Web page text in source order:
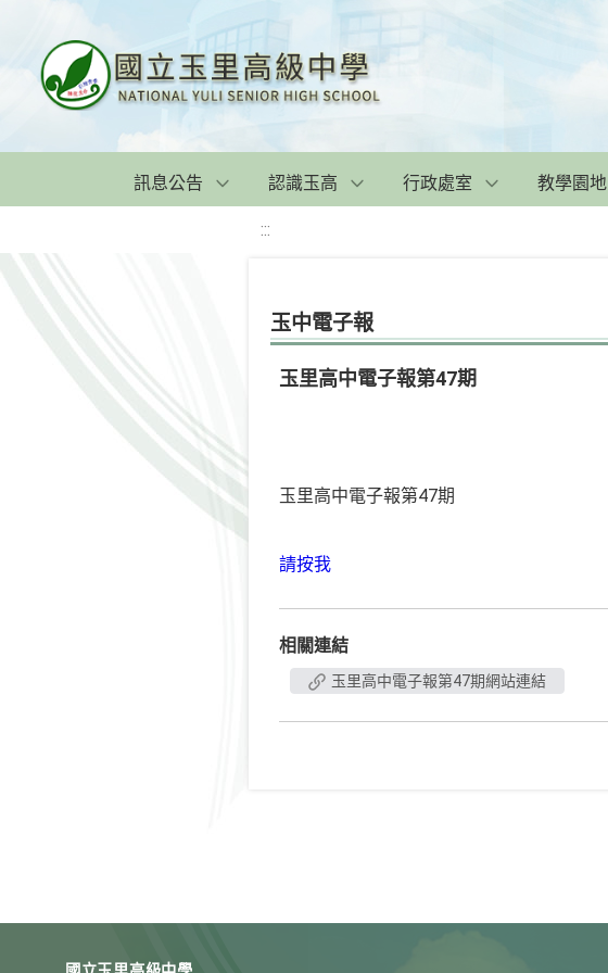
訊息公告 認識玉高 行政處室 教學園地
:::
玉中電子報
玉里高中電子報第47期
玉里高中電子報第47期
請按我
相關連結
玉里高中電子報第47期網站連結